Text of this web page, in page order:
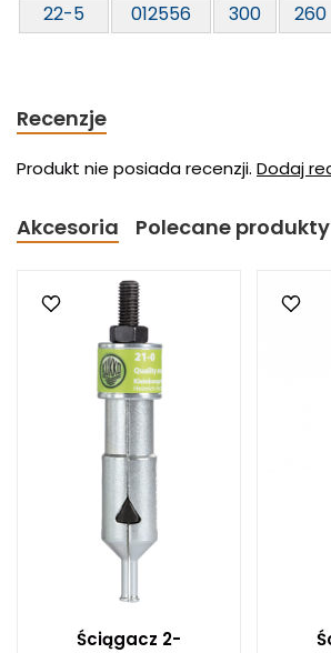
22-5
012556 300 260
Recenzje
Produkt nie posiada recenzji. Dodaj
Akcesoria Polecane produkty
Ściągacz 2-